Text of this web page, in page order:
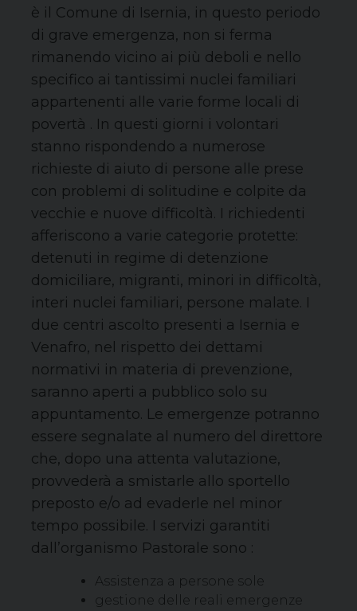
è il Comune di Isernia, in questo periodo
di grave emergenza, non si ferma
rimanendo vicino ai più deboli e nello
specifico ai tantissimi nuclei familiari
appartenenti alle varie forme locali di
povertà . In questi giorni i volontari
stanno rispondendo a numerose
richieste di aiuto di persone alle prese
con problemi di solitudine e colpite da
vecchie e nuove difficoltà. I richiedenti
afferiscono a varie categorie protette:
detenuti in regime di detenzione
domiciliare, migranti, minori in difficoltà,
interi nuclei familiari, persone malate. I
due centri ascolto presenti a Isernia e
Venafro, nel rispetto dei dettami
normativi in materia di prevenzione,
saranno aperti a pubblico solo su
appuntamento. Le emergenze potranno
essere segnalate al numero del direttore
che, dopo una attenta valutazione,
provvederà a smistarle allo sportello
preposto e/o ad evaderle nel minor
tempo possibile. I servizi garantiti
dall’organismo Pastorale sono :
Assistenza a persone sole
gestione delle reali emergenze